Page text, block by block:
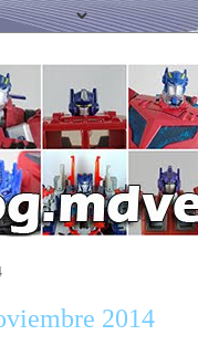
2014